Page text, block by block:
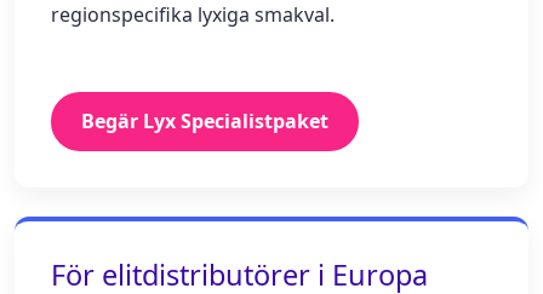
regionspecifika lyxiga smakval.
Begär Lyx Specialistpaket
För elitdistributörer i Europa